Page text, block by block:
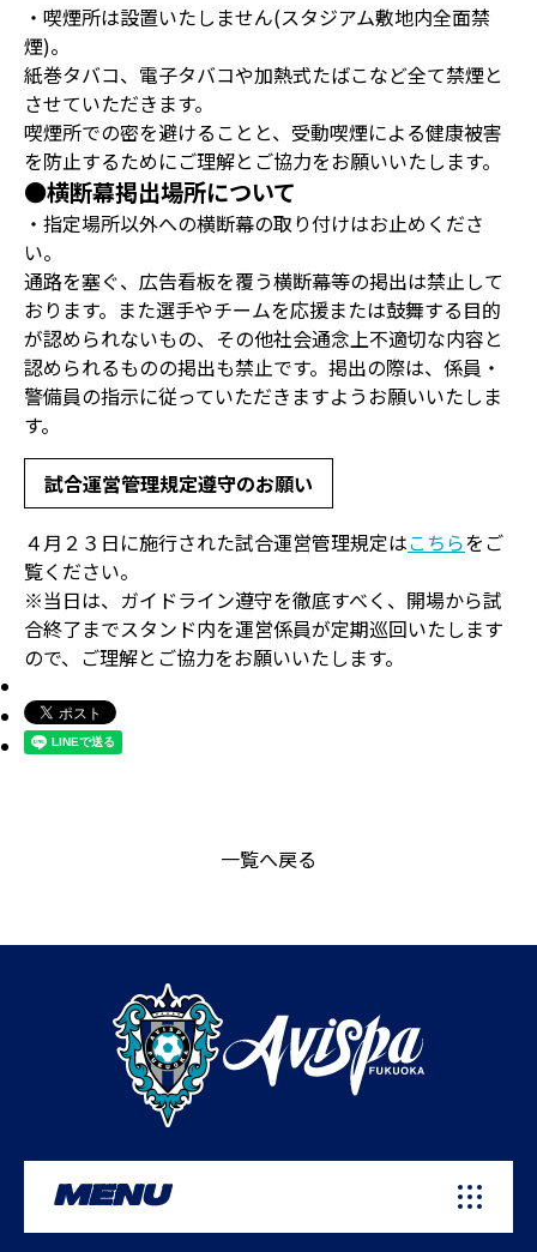
・喫煙所は設置いたしません(スタジアム敷地内全面禁
煙)。
紙巻タバコ、電子タバコや加熱式たばこなど全て禁煙と
させていただきます。
喫煙所での密を避けることと、受動喫煙による健康被害
を防止するためにご理解とご協力をお願いいたします。
●横断幕掲出場所について
・指定場所以外への横断幕の取り付けはお止めくださ
い。
通路を塞ぐ、広告看板を覆う横断幕等の掲出は禁止して
おります。また選手やチームを応援または鼓舞する目的
が認められないもの、その他社会通念上不適切な内容と
認められるものの掲出も禁止です。掲出の際は、係員・
警備員の指示に従っていただきますようお願いいたしま
す。
試合運営管理規定遵守のお願い
４月２３日に施行された試合運営管理規定はこちらをご
覧ください。
※当日は、ガイドライン遵守を徹底すべく、開場から試
合終了までスタンド内を運営係員が定期巡回いたします
ので、ご理解とご協力をお願いいたします。
一覧へ戻る
MENU